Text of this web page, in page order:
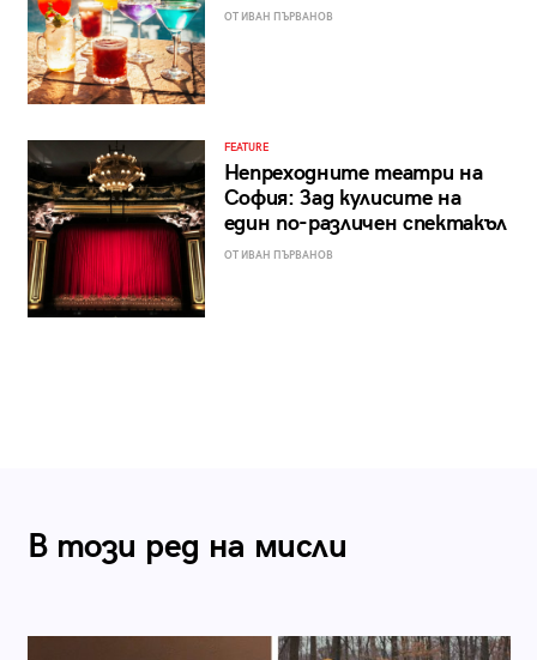
ОТ ИВАН ПЪРВАНОВ
FEATURE
Непреходните театри на
София: Зад кулисите на
един по-различен спектакъл
ОТ ИВАН ПЪРВАНОВ
В този ред на мисли